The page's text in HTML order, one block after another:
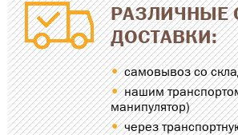
РАЗЛИЧНЫЕ
ДОСТАВКИ:
самовывоз со
нашим
манипулятор)
через